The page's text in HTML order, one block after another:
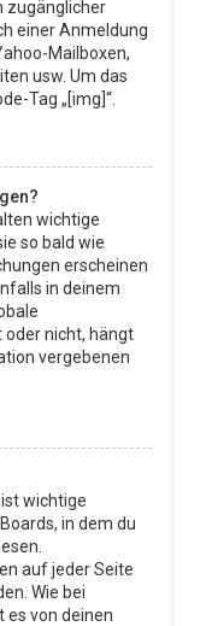
zugänglicher
einer Anmeldung
Mailboxen,
usw. Um das
Tag „[img]“.
wichtige
so bald wie
erscheinen
in deinem
oder nicht, hängt
vergebenen
wichtige
in dem du
auf jeder Seite
Wie bei
es von deinen